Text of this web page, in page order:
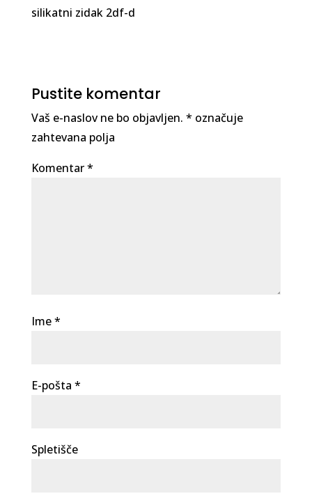
silikatni zidak 2df-d
Pustite komentar
Vaš e-naslov ne bo objavljen. * označuje
zahtevana polja
Komentar*
Ime*
E-pošta *
Spletišče